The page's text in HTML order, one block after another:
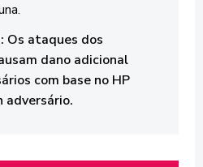
Os ataques dos
dano adicional
com base no HP
adversário.